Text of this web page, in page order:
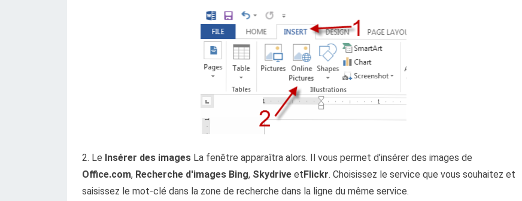
2. Le Insérer des images La fenêtre apparaîtra alors. Il vous permet d’insérer des images de
Office.com, Recherche d'images Bing, Skydrive etFlickr. Choisissez le service que vous souhaitez et
saisissez le mot-clé dans la zone de recherche dans la ligne du même service.